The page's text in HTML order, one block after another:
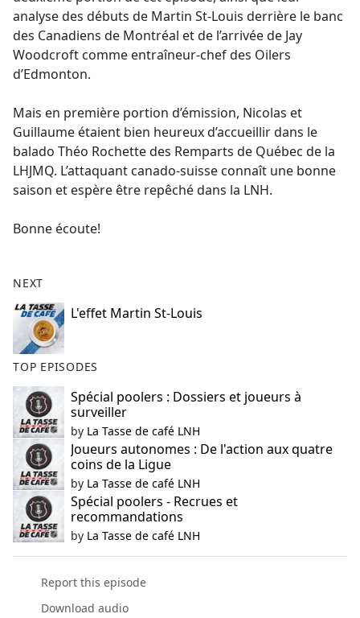
analyse des débuts de Martin St-Louis derrière le banc
des Canadiens de Montréal et de l’arrivée de Jay
Woodcroft comme entraîneur-chef des Oilers
d’Edmonton.
Mais en première portion d’émission, Nicolas et
Guillaume étaient bien heureux d’accueillir dans le
balado Théo Rochette des Remparts de Québec de la
LHJMQ. L’attaquant canado-suisse connaît une bonne
saison et espère être repêché dans la LNH.
Bonne écoute!
NEXT
L'effet Martin St-Louis
TOP EPISODES
Spécial poolers : Dossiers et joueurs à
surveiller
by La Tasse de café LNH
Joueurs autonomes : De l'action aux quatre
coins de la Ligue
by La Tasse de café LNH
Spécial poolers - Recrues et
recommandations
by La Tasse de café LNH
Report this episode
Download audio